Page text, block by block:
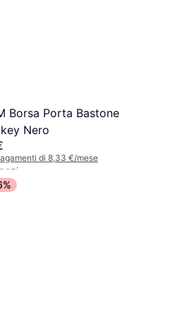
Borsa Porta Bastone
Nero
di 8,33 €/mese